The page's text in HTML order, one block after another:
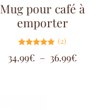
Mug pour café à
emporter
5.00
sur 5
(2)
34.99€ – 36.99€